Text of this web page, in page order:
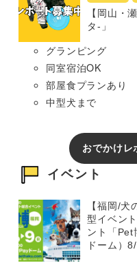
【岡山・
タ-」
グランピング
同室宿泊OK
部屋食プランあり
中型犬まで
おでかけレ
イベント
【福岡/
型イベン
ント「
ドーム）